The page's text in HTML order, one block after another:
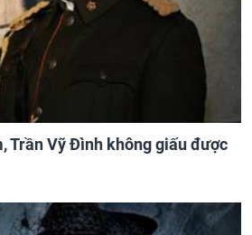
Trần Vỹ Đình không giấu được